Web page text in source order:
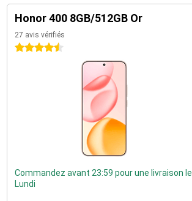
Honor 400 8GB/512GB Or
27 avis vérifiés
4.5 étoiles
Commandez avant 23:59 pour une livraison le
Lundi